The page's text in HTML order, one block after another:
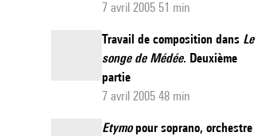
7 avril 2005 51 min
Travail de composition dans Le
songe de Médée. Deuxième
partie
7 avril 2005 48 min
Etymopour soprano, orchestre